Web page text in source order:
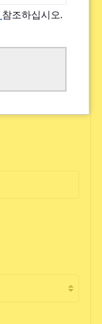
참조하십시오.